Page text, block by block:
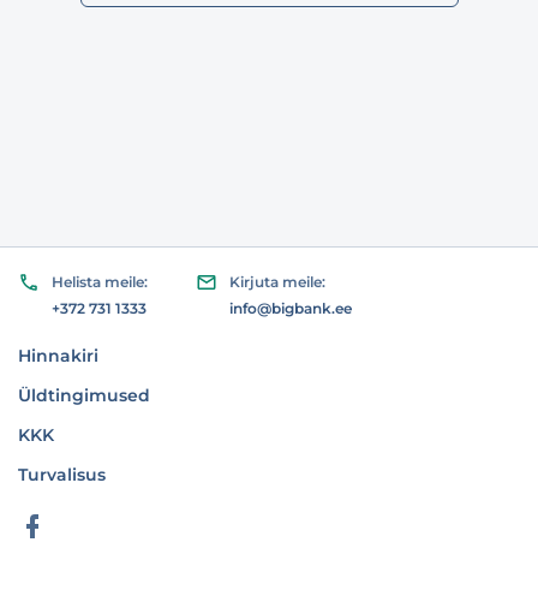
Hinnakiri
Üldtingimused
KKK
Turvalisus
Helista meile:
+372 731 1333
Kirjuta meile:
info@bigbank.ee